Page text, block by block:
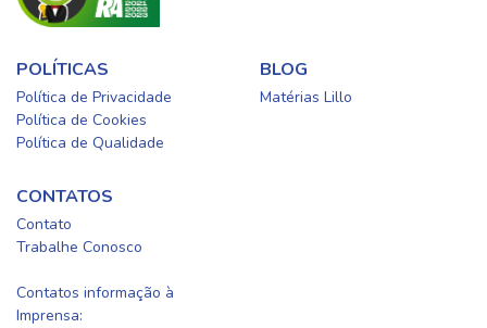
POLÍTICAS
Política de Privacidade
Política de Cookies
Política de Qualidade
BLOG
Matérias Lillo
CONTATOS
Contato
Trabalhe Conosco
Contatos informação à
Imprensa: